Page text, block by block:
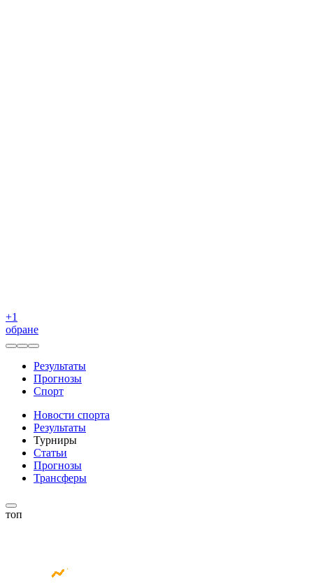
+1
обране
Результаты
Прогнозы
Спорт
Новости спорта
Результаты
Турниры
Статьи
Прогнозы
Трансферы
топ